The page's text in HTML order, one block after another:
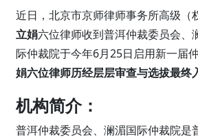
近日，北京市京师律师事务所高级（
立娟六位律师收到普洱仲裁委员会、
际仲裁院于今年6月25日启用新一届
娟六位律师历经层层审查与选拔最终
机构简介：
普洱仲裁委员会、澜湄国际仲裁院